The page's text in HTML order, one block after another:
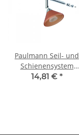
Paulmann Seil- und
Schienensystem
CombiEasy Spot Co
14,81 € *